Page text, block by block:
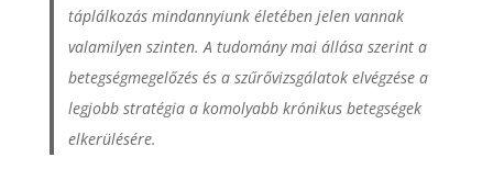
táplálkozás mindannyiunk életében jelen vannak
valamilyen szinten. A tudomány mai állása szerint a
betegségmegelőzés és a szűrővizsgálatok elvégzése a
legjobb stratégia a komolyabb krónikus betegségek
elkerülésére.